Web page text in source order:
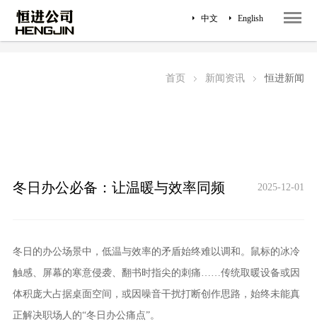
中文 English
恒进新闻 行业新闻
恒进新闻
新闻资讯
首页
冬日办公必备：让温暖与效率同频 2025-12-01
冬日的办公场景中，低温与效率的矛盾始终难以调和。鼠标的冰冷
触感、屏幕的寒意侵袭、翻书时指尖的刺痛……传统取暖设备或因
体积庞大占据桌面空间，或因噪音干扰打断创作思路，始终未能真
正解决职场人的“冬日办公痛点”。